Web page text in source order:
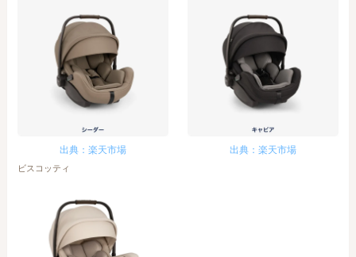
出典：楽天市場 出典：楽天市場
ビスコッティ